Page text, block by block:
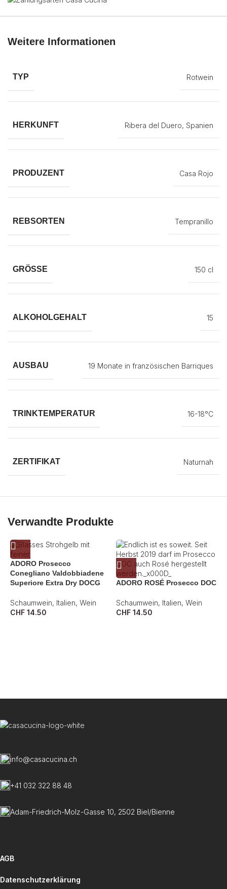
Weitere Informationen
TYP Rotwein
HERKUNFT Ribera del Duero, Spanien
PRODUZENT Casa Rojo
REBSORTEN Tempranillo
GRÖSSE 150 cl
ALKOHOLGEHALT 15
AUSBAU 19 Monate in französischen Barriques
TRINKTEMPERATUR 16-18°C
ZERTIFIKAT Naturnah
Verwandte Produkte
ADORO Prosecco
Conegliano Valdobbiadene
Superiore Extra Dry DOCG
Schaumwein, Italien, Wein
CHF 14.50
ADORO ROSÉ Prosecco DOC
Schaumwein, Italien, Wein
CHF 14.50
info@casacucina.ch
+41 032 322 88 48
Adam-Friedrich-Molz-Gasse 10, 2502 Biel/Bienne
AGB
Datenschutzerklärung